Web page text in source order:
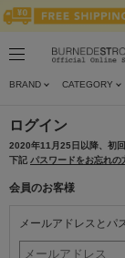
BRAND CATEGORY
ログイン
2020年11月25日以降、初
下記 パスワードをお忘れの
会員のお客様
メールアドレスとパ